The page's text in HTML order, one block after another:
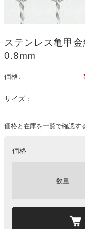
ステンレス亀甲
0.8mm
価格:
サイズ：
価格と在庫を一覧で確認す
価格:
数量